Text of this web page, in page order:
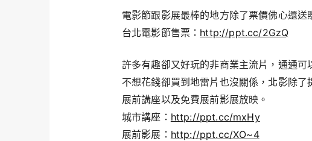
電影節跟影展最棒的地方除了票價佛心還送
台北電影節售票： http://ppt.cc/2GzQ
許多有趣卻又好玩的非商業主流片，通通可
不想花錢卻買到地雷片也沒關係，北影除
展前講座以及免費展前影展放映。
城市講座： http://ppt.cc/mxHy
展前影展： http://ppt.cc/XO~4